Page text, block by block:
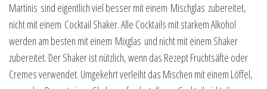
Martinis sind eigentlich viel besser mit einem Mischglas zubereitet,
nicht mit einem Cocktail Shaker. Alle Cocktails mit starkem Alkohol
werden am besten mit einem Mixglas und nicht mit einem Shaker
zubereitet. Der Shaker ist nützlich, wenn das Rezept Fruchtsäfte oder
Cremes verwendet. Umgekehrt verleiht das Mischen mit einem Löffel,